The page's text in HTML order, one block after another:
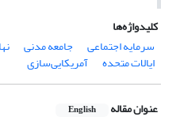
کلیدواژه‌ها
سرمایه اجتماعی
جامعه مدنی
ایالات متحده آمریکایی‌سازی
عنوان مقاله English